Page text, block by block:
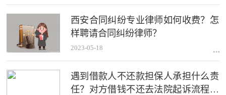
西安合同纠纷专业律师如何收费？怎
样聘请合同纠纷律师？
2023-05-18
遇到借款人不还款担保人承担什么责
任？对方借钱不还去法院起诉流程是